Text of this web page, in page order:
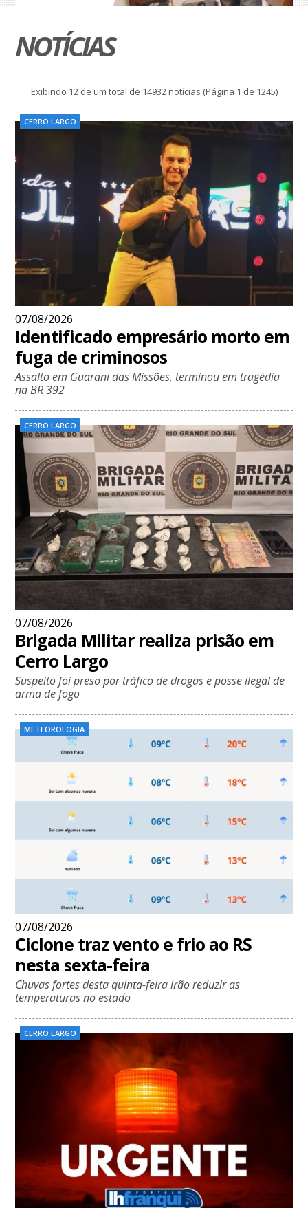
NOTÍCIAS
Exibindo 12 de um total de 14932 notícias (Página 1 de 1245)
CERRO LARGO
07/08/2026
Identificado empresário morto em
fuga de criminosos
Assalto em Guarani das Missões, terminou em tragédia
na BR 392
CERRO LARGO
07/08/2026
Brigada Militar realiza prisão em
Cerro Largo
Suspeito foi preso por tráfico de drogas e posse ilegal de
arma de fogo
METEOROLOGIA
07/08/2026
Ciclone traz vento e frio ao RS
nesta sexta-feira
Chuvas fortes desta quinta-feira irão reduzir as
temperaturas no estado
CERRO LARGO